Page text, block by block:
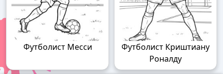
Футболист Месси
Футболист Криштиану
Роналду